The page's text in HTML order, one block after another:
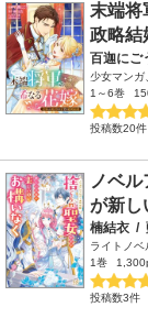
末端将
政略結
百迦にご
少女マン
1～6巻
投稿数20件
ノベ
が新し
楠結衣 /
ライトノ
1巻
投稿数3件